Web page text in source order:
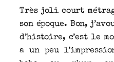
Très joli court
son époque. Bon,
d’histoire, c’est le
a un peu